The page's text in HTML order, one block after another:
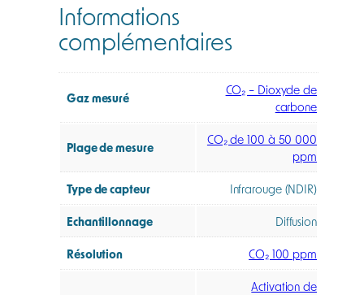
Informations
complémentaires
Gaz mesuré
CO₂ – Dioxyde de
carbone
Plage de mesure
CO₂ de 100 à 50 000
ppm
Type de capteur Infrarouge (NDIR)
Echantillonnage Diffusion
Résolution CO₂ 100 ppm
Activation de